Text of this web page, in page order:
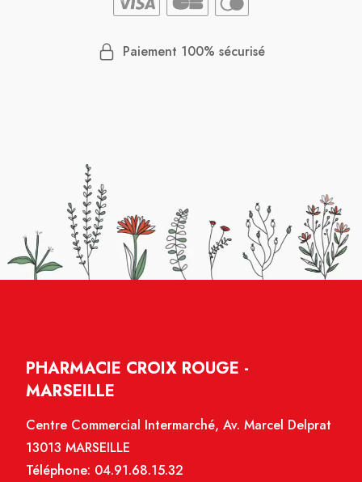
Paiement 100% sécurisé
PHARMACIE CROIX ROUGE -
MARSEILLE
Centre Commercial Intermarché, Av. Marcel Delprat
13013 MARSEILLE
Téléphone: 04.91.68.15.32